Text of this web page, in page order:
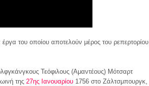
του οποίου αποτελούν μέρος του ρεπερτορίου
Τεόφιλους (Αμαντέους) Μότσαρτ
της 27ης Ιανουαρίου 1756 στο Ζάλτσμπουργκ,